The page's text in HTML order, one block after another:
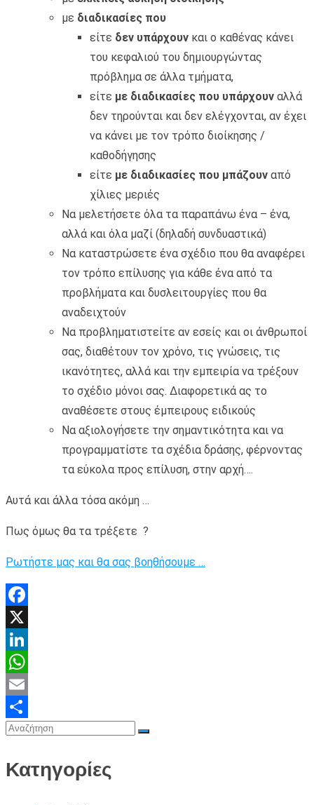
με διαδικασίες που
είτε δεν υπάρχουν και ο καθένας κάνει
του κεφαλιού του δημιουργώντας
πρόβλημα σε άλλα τμήματα,
είτε με διαδικασίες που υπάρχουν αλλά
δεν τηρούνται και δεν ελέγχονται, αν έχει
να κάνει με τον τρόπο διοίκησης /
καθοδήγησης
είτε με διαδικασίες που μπάζουν από
χίλιες μεριές
Να μελετήσετε όλα τα παραπάνω ένα – ένα,
αλλά και όλα μαζί (δηλαδή συνδυαστικά)
Να καταστρώσετε ένα σχέδιο που θα αναφέρει
τον τρόπο επίλυσης για κάθε ένα από τα
προβλήματα και δυσλειτουργίες που θα
αναδειχτούν
Να προβληματιστείτε αν εσείς και οι άνθρωποί
σας, διαθέτουν τον χρόνο, τις γνώσεις, τις
ικανότητες, αλλά και την εμπειρία να τρέξουν
το σχέδιο μόνοι σας. Διαφορετικά ας το
αναθέσετε στους έμπειρους ειδικούς
Να αξιολογήσετε την σημαντικότητα και να
προγραμματίστε τα σχέδια δράσης, φέρνοντας
τα εύκολα προς επίλυση, στην αρχή….
Αυτά και άλλα τόσα ακόμη …
Πως όμως θα τα τρέξετε ?
Ρωτήστε μας και θα σας βοηθήσουμε …
Facebook
X
LinkedIn
WhatsApp
Email
Share
Κατηγορίες